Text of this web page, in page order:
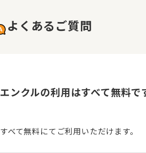
よくあるご質問
エンクルの利用はすべて無料で
すべて無料にてご利用いただけます。